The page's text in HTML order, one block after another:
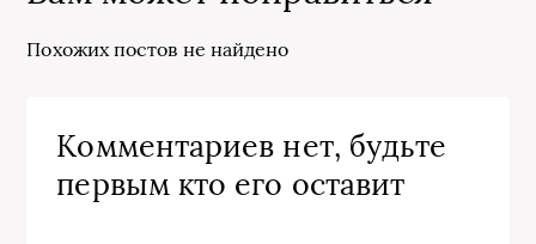
Похожих постов не найдено
Комментариев нет, будьте
первым кто его оставит